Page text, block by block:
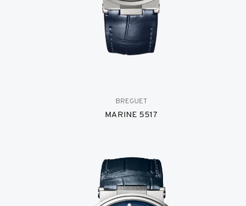
BREGUET
MARINE 5517